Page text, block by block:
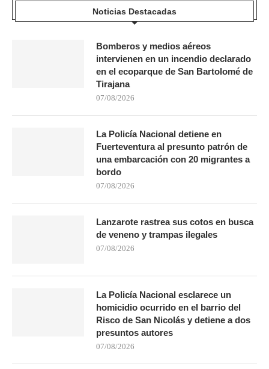
Noticias Destacadas
Bomberos y medios aéreos
intervienen en un incendio declarado
en el ecoparque de San Bartolomé de
Tirajana
07/08/2026
La Policía Nacional detiene en
Fuerteventura al presunto patrón de
una embarcación con 20 migrantes a
bordo
07/08/2026
Lanzarote rastrea sus cotos en busca
de veneno y trampas ilegales
07/08/2026
La Policía Nacional esclarece un
homicidio ocurrido en el barrio del
Risco de San Nicolás y detiene a dos
presuntos autores
07/08/2026